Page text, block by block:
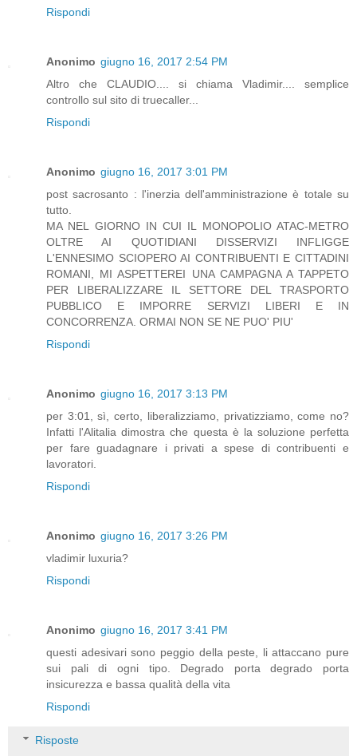
Rispondi
Anonimo giugno 16, 2017 2:54 PM
Altro che CLAUDIO.... si chiama Vladimir.... semplice
controllo sul sito di truecaller...
Rispondi
Anonimo giugno 16, 2017 3:01 PM
post sacrosanto : l'inerzia dell'amministrazione è totale su
tutto.
MA NEL GIORNO IN CUI IL MONOPOLIO ATAC-METRO
OLTRE AI QUOTIDIANI DISSERVIZI INFLIGGE
L'ENNESIMO SCIOPERO AI CONTRIBUENTI E CITTADINI
ROMANI, MI ASPETTEREI UNA CAMPAGNA A TAPPETO
PER LIBERALIZZARE IL SETTORE DEL TRASPORTO
PUBBLICO E IMPORRE SERVIZI LIBERI E IN
CONCORRENZA. ORMAI NON SE NE PUO' PIU'
Rispondi
Anonimo giugno 16, 2017 3:13 PM
per 3:01, sì, certo, liberalizziamo, privatizziamo, come no?
Infatti l'Alitalia dimostra che questa è la soluzione perfetta
per fare guadagnare i privati a spese di contribuenti e
lavoratori.
Rispondi
Anonimo giugno 16, 2017 3:26 PM
vladimir luxuria?
Rispondi
Anonimo giugno 16, 2017 3:41 PM
questi adesivari sono peggio della peste, li attaccano pure
sui pali di ogni tipo. Degrado porta degrado porta
insicurezza e bassa qualità della vita
Rispondi
Risposte